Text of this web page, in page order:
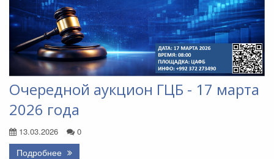
Очередной аукцион ГЦБ - 17 марта
2026 года
13.03.2026 0
Подробнее